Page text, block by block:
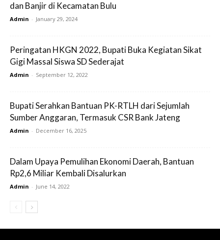
dan Banjir di Kecamatan Bulu
Admin - January 29, 2024
Peringatan HKGN 2022, Bupati Buka Kegiatan Sikat
Gigi Massal Siswa SD Sederajat
Admin - September 12, 2022
Bupati Serahkan Bantuan PK-RTLH dari Sejumlah
Sumber Anggaran, Termasuk CSR Bank Jateng
Admin - December 16, 2025
Dalam Upaya Pemulihan Ekonomi Daerah, Bantuan
Rp2,6 Miliar Kembali Disalurkan
Admin - June 14, 2022